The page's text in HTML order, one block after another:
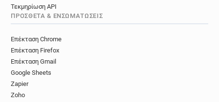
Τεκμηρίωση API
ΠΡΌΣΘΕΤΑ & ΕΝΣΩΜΑΤΏΣΕΙΣ
Επέκταση Chrome
Επέκταση Firefox
Επέκταση Gmail
Google Sheets
Zapier
Zoho